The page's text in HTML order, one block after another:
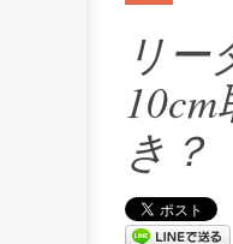
リー
き？